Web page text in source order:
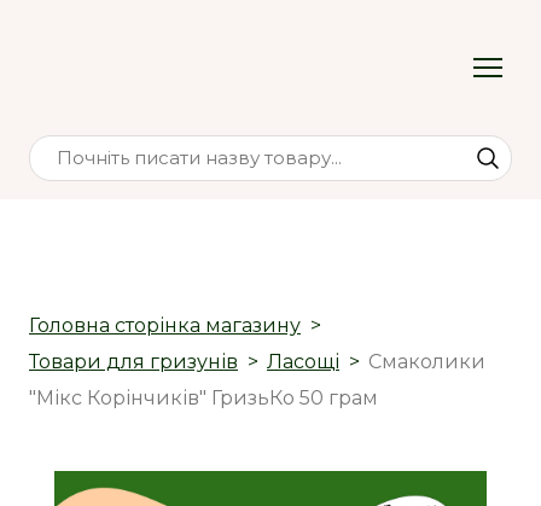
Головна сторінка магазину
Товари для гризунів
Ласощі
Смаколики
"Мікс Корінчиків" ГризьКо 50 грам